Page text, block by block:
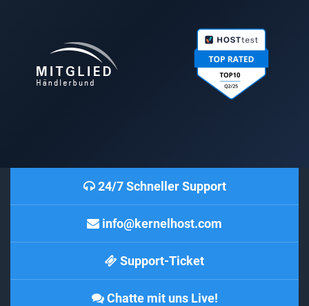
24/7 Schneller Support
info@kernelhost.com
Support-Ticket
Chatte mit uns Live!